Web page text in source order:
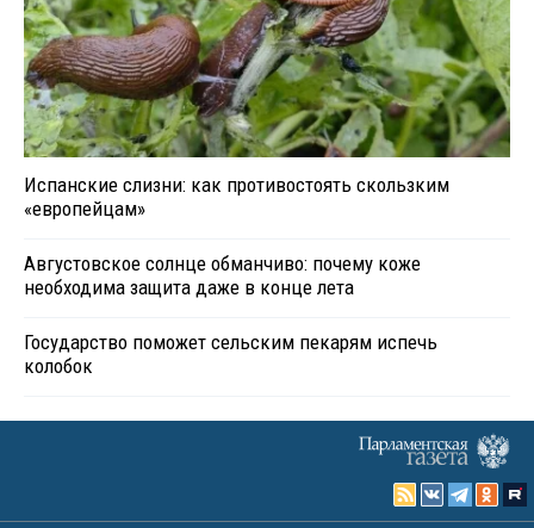
Испанские слизни: как противостоять скользким
«европейцам»
Августовское солнце обманчиво: почему коже
необходима защита даже в конце лета
Государство поможет сельским пекарям испечь
колобок